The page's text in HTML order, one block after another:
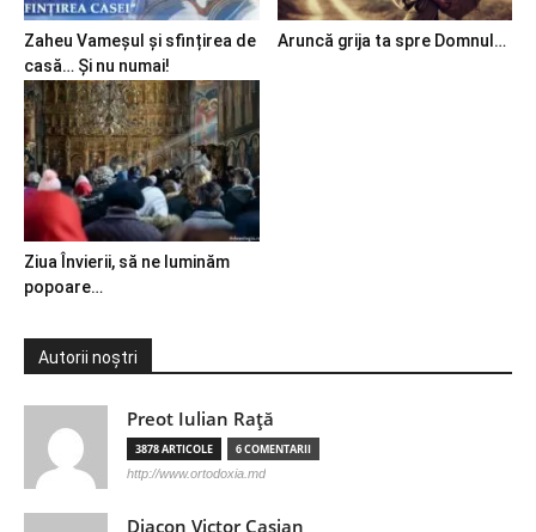
Zaheu Vameșul și sfințirea de
casă… Și nu numai!
Aruncă grija ta spre Domnul…
Ziua Învierii, să ne luminăm
popoare…
Autorii noștri
Preot Iulian Raţă
3878 ARTICOLE 6 COMENTARII
http://www.ortodoxia.md
Diacon Victor Casian